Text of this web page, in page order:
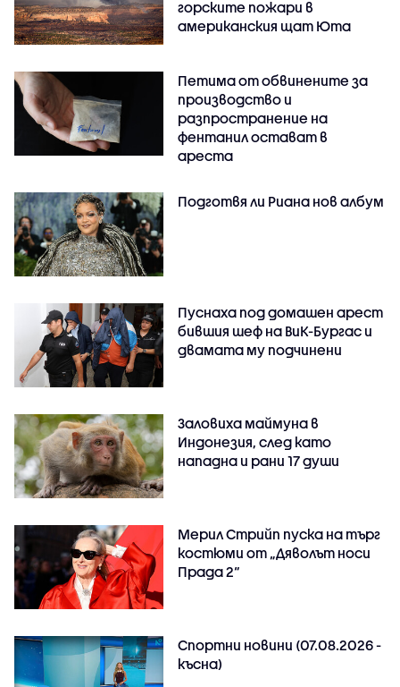
горските пожари в
американския щат Юта
Петима от обвинените за
производство и
разпространение на
фентанил остават в
ареста
Подготвя ли Риана нов албум
Пуснаха под домашен арест
бившия шеф на ВиК-Бургас и
двамата му подчинени
Заловиха маймуна в
Индонезия, след като
нападна и рани 17 души
Мерил Стрийп пуска на търг
костюми от „Дяволът носи
Прада 2“
Спортни новини (07.08.2026 -
късна)